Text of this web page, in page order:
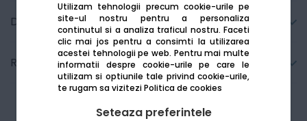
Utilizam tehnologii precum cookie-urile pe
site-ul nostru pentru a personaliza
continutul si a analiza traficul nostru. Faceti
clic mai jos pentru a consimti la utilizarea
acestei tehnologii pe web. Pentru mai multe
informatii despre cookie-urile pe care le
utilizam si optiunile tale privind cookie-urile,
te rugam sa viziteziPolitica de cookies
Seteaza preferintele
Detalii tehnice
Recenzii